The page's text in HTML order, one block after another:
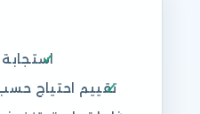
استجابة
تقييم احتياج